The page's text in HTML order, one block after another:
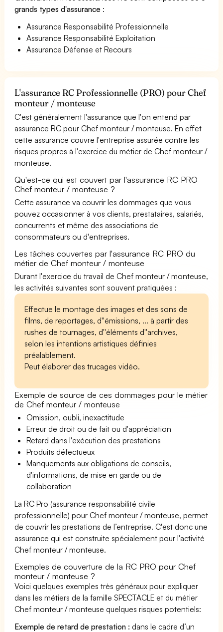
grands types d'assurance :
Assurance Responsabilité Professionnelle
Assurance Responsabilité Exploitation
Assurance Défense et Recours
L'assurance RC Professionnelle (PRO) pour Chef
monteur / monteuse
C'est généralement l'assurance que l'on entend par
assurance RC pour Chef monteur / monteuse. En effet
cette assurance couvre l'entreprise assurée contre les
risques propres à l'exercice du métier de Chef monteur /
monteuse.
Qu'est-ce qui est couvert par l'assurance RC PRO
Chef monteur / monteuse ?
Cette assurance va couvrir les dommages que vous
pouvez occasionner à vos clients, prestataires, salariés,
concurrents et même des associations de
consommateurs ou d'entreprises.
Les tâches couvertes par l'assurance RC PRO du
métier de Chef monteur / monteuse
Durant l'exercice du travail de Chef monteur / monteuse,
les activités suivantes sont souvent pratiquées :
Effectue le montage des images et des sons de
films, de reportages, d''émissions, ... à partir des
rushes de tournages, d''éléments d''archives,
selon les intentions artistiques définies
préalablement.
Peut élaborer des trucages vidéo.
Exemple de source de ces dommages pour le métier
de Chef monteur / monteuse
Omission, oubli, inexactitude
Erreur de droit ou de fait ou d'appréciation
Retard dans l'exécution des prestations
Produits défectueux
Manquements aux obligations de conseils,
d'informations, de mise en garde ou de
collaboration
La RC Pro (assurance responsabilité civile
professionnelle) pour Chef monteur / monteuse, permet
de couvrir les prestations de l’entreprise. C'est donc une
assurance qui est construite spécialement pour l'activité
Chef monteur / monteuse.
Exemples de couverture de la RC PRO pour Chef
monteur / monteuse ?
Voici quelques exemples très généraux pour expliquer
dans les métiers de la famille SPECTACLE et du métier
Chef monteur / monteuse quelques risques potentiels:
Exemple de retard de prestation : dans le cadre d’un